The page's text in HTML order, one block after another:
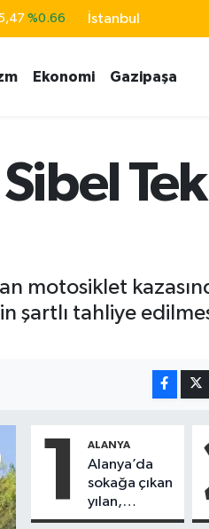
%0.66
%0.18
13.703 %0
İstanbul
Ekonomi Gazipaşa
motosiklet
şartlı tahliye
1 ALANYA
Alanya’da
sokağa çıkan
yılan,
vatandaşı